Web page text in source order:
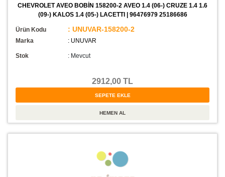
CHEVROLET AVEO BOBİN 158200-2 AVEO 1.4 (06-) CRUZE 1.4 1.6
(09-) KALOS 1.4 (05-) LACETTI | 96476979 25186686
Ürün Kodu : UNUVAR-158200-2
Marka : UNUVAR
Stok : Mevcut
2912,00 TL